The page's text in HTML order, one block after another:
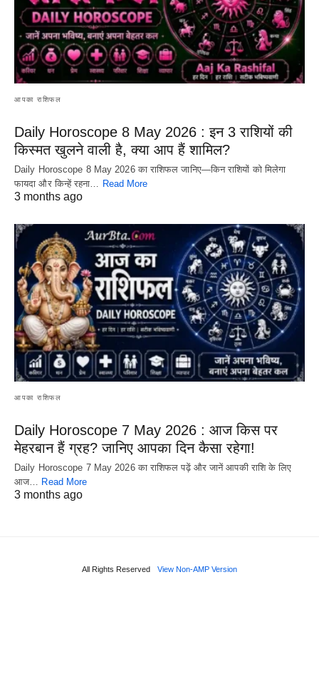
आपका राशिफल
Daily Horoscope 8 May 2026 : इन 3 राशियों की
किस्मत खुलने वाली है, क्या आप हैं शामिल?
Daily Horoscope 8 May 2026 का राशिफल जानिए—किन राशियों को मिलेगा
फायदा और किन्हें रहना… Read More
3 months ago
आपका राशिफल
Daily Horoscope 7 May 2026 : आज किस पर
मेहरबान हैं ग्रह? जानिए आपका दिन कैसा रहेगा!
Daily Horoscope 7 May 2026 का राशिफल पढ़ें और जानें आपकी राशि के लिए
आज… Read More
3 months ago
All Rights Reserved View Non-AMP Version